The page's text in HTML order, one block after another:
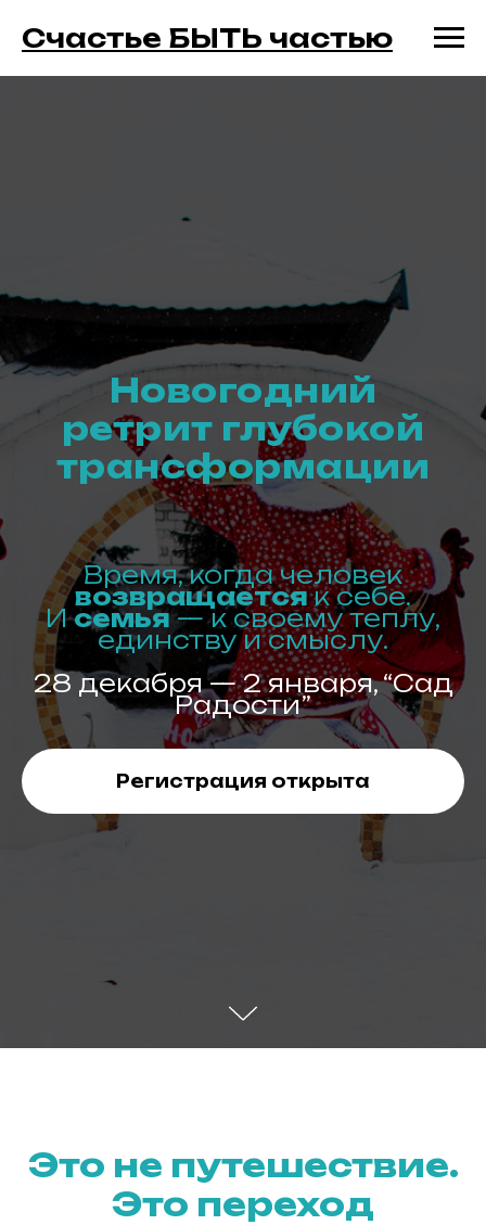
Счастье БЫТЬ частью
Новогодний
ретрит глубокой
трансформации
Время, когда человек
возвращаетсяк себе.
Исемья— к своему теплу,
единству и смыслу.
28 декабря — 2 января, “Сад
Радости”
Регистрация открыта
Это не путешествие.
Это переход